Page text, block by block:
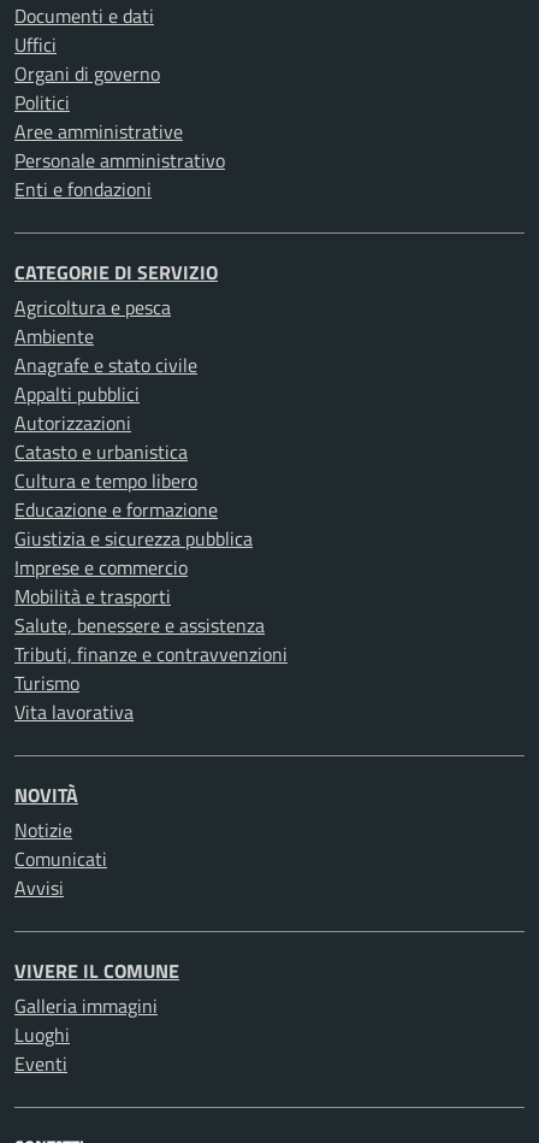
Documenti e dati
Uffici
Organi di governo
Politici
Aree amministrative
Personale amministrativo
Enti e fondazioni
CATEGORIE DI SERVIZIO
Agricoltura e pesca
Ambiente
Anagrafe e stato civile
Appalti pubblici
Autorizzazioni
Catasto e urbanistica
Cultura e tempo libero
Educazione e formazione
Giustizia e sicurezza pubblica
Imprese e commercio
Mobilità e trasporti
Salute, benessere e assistenza
Tributi, finanze e contravvenzioni
Turismo
Vita lavorativa
NOVITÀ
Notizie
Comunicati
Avvisi
VIVERE IL COMUNE
Galleria immagini
Luoghi
Eventi